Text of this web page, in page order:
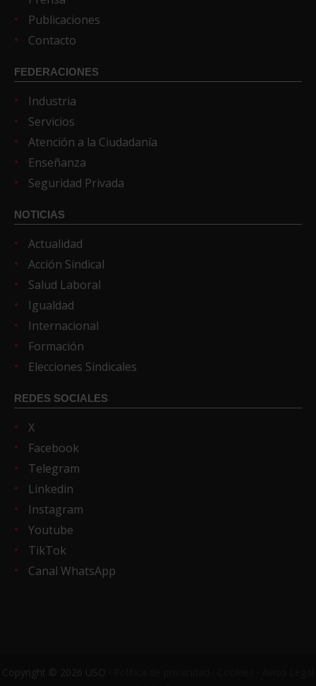
Publicaciones
Contacto
FEDERACIONES
Industria
Servicios
Atención a la Ciudadanía
Enseñanza
Seguridad Privada
NOTICIAS
Actualidad
Acción Sindical
Salud Laboral
Igualdad
Internacional
Formación
Elecciones Sindicales
REDES SOCIALES
X
Facebook
Telegram
Linkedin
Instagram
Youtube
TikTok
Canal WhatsApp
Copyright © 2026 USO ·